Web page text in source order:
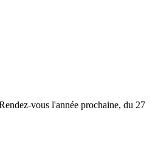
vous l'année prochaine, du 27